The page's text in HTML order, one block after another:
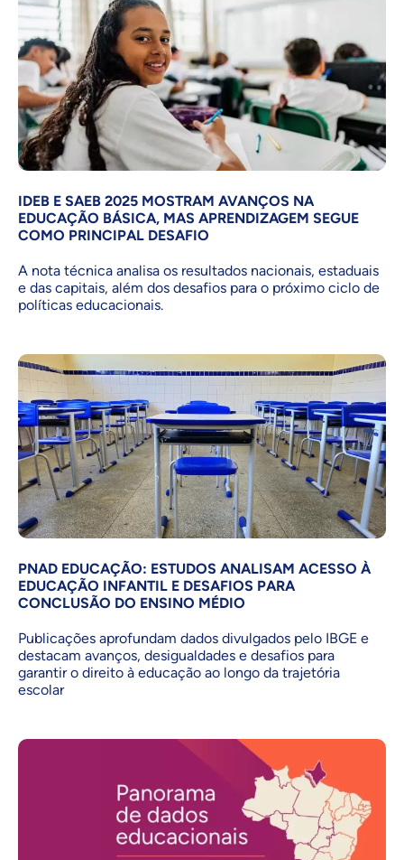
IDEB E SAEB 2025 MOSTRAM AVANÇOS NA
EDUCAÇÃO BÁSICA, MAS APRENDIZAGEM SEGUE
COMO PRINCIPAL DESAFIO
A nota técnica analisa os resultados nacionais, estaduais
e das capitais, além dos desafios para o próximo ciclo de
políticas educacionais.
PNAD EDUCAÇÃO: ESTUDOS ANALISAM ACESSO À
EDUCAÇÃO INFANTIL E DESAFIOS PARA
CONCLUSÃO DO ENSINO MÉDIO
Publicações aprofundam dados divulgados pelo IBGE e
destacam avanços, desigualdades e desafios para
garantir o direito à educação ao longo da trajetória
escolar